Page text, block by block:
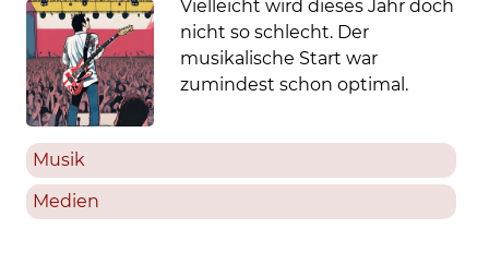
Vielleicht wird dieses Jahr doch
nicht so schlecht. Der
musikalische Start war
zumindest schon optimal.
Musik
Medien